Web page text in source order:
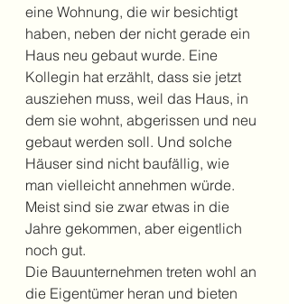
eine Wohnung, die wir besichtigt
haben, neben der nicht gerade ein
Haus neu gebaut wurde. Eine
Kollegin hat erzählt, dass sie jetzt
ausziehen muss, weil das Haus, in
dem sie wohnt, abgerissen und neu
gebaut werden soll. Und solche
Häuser sind nicht baufällig, wie
man vielleicht annehmen würde.
Meist sind sie zwar etwas in die
Jahre gekommen, aber eigentlich
noch gut.
Die Bauunternehmen treten wohl an
die Eigentümer heran und bieten